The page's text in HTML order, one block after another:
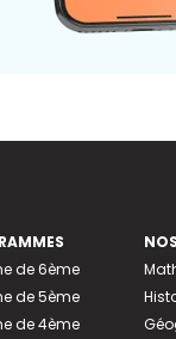
de 6ème
de 5ème
de 4ème